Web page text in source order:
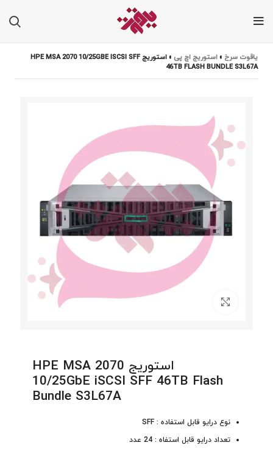
یاقوت سرخ »استوریج اچ پی »
استوریج HPE MSA 2070 10/25GBE ISCSI SFF
46TB FLASH BUNDLE S3L67A
برای بزرگنمایی کلیک کنید
استوریج HPE MSA 2070
10/25GbE iSCSI SFF 46TB Flash
Bundle S3L67A
نوع درایو قابل استفاده : SFF
تعداد درایو قابل استفاه : 24 عدد